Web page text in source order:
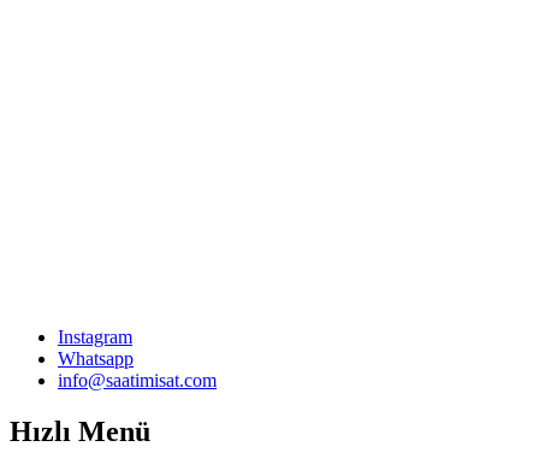
Instagram
Whatsapp
info@saatimisat.com
Hızlı Menü